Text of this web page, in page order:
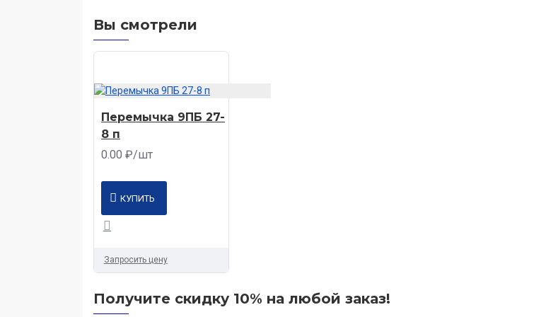
Вы смотрели
Перемычка 9ПБ 27-
8 п
0.00 ₽/шт
КУПИТЬ
Запросить цену
Получите скидку 10% на любой заказ!